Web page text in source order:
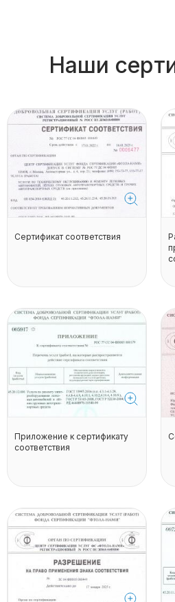
Наши
Сертификат соответствия
Приложение к сертификату
соответствия